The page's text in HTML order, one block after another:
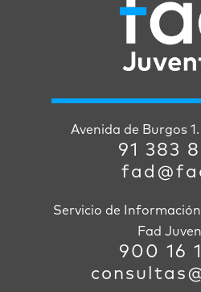
Avenida de Burgos
91 383
Servicio de
Fad
900 16